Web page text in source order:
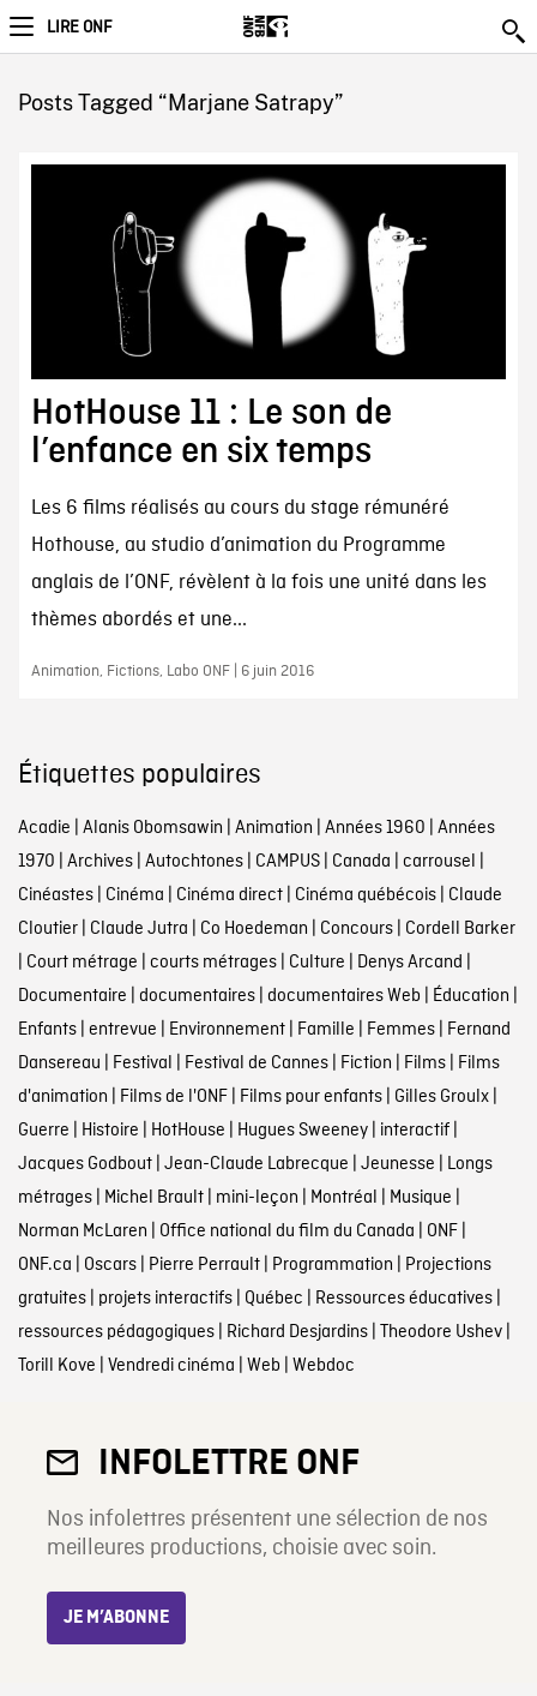
LIRE ONF
Posts Tagged “Marjane Satrapy”
HotHouse 11 : Le son de
l’enfance en six temps
Les 6 films réalisés au cours du stage rémunéré
Hothouse, au studio d’animation du Programme
anglais de l’ONF, révèlent à la fois une unité dans les
thèmes abordés et une...
Animation, Fictions, Labo ONF | 6 juin 2016
Étiquettes populaires
Acadie | Alanis Obomsawin | Animation | Années 1960 | Années
1970 | Archives| Autochtones| CAMPUS| Canada | carrousel |
Cinéastes| Cinéma | Cinéma direct| Cinéma québécois| Claude
Cloutier| Claude Jutra | Co Hoedeman | Concours| Cordell Barker
| Court métrage | courts métrages| Culture | Denys Arcand |
Documentaire | documentaires| documentaires Web | Éducation |
Enfants| entrevue | Environnement| Famille | Femmes| Fernand
Dansereau | Festival | Festival de Cannes| Fiction | Films| Films
d'animation | Films de l'ONF| Films pour enfants| Gilles Groulx|
Guerre | Histoire | HotHouse | Hugues Sweeney| interactif|
Jacques Godbout| Jean-Claude Labrecque | Jeunesse | Longs
métrages| Michel Brault| mini-leçon | Montréal | Musique |
Norman McLaren | Office national du film du Canada | ONF|
ONF.ca | Oscars| Pierre Perrault| Programmation | Projections
gratuites| projets interactifs| Québec | Ressources éducatives|
ressources pédagogiques| Richard Desjardins| Theodore Ushev|
Torill Kove | Vendredi cinéma | Web | Webdoc
INFOLETTRE ONF
Nos infolettres présentent une sélection de nos
meilleures productions, choisie avec soin.
JE M’ABONNE